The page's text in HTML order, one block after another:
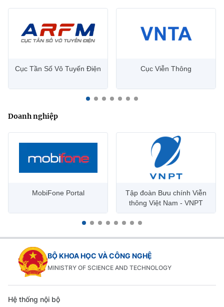
Cục Tần Số Vô Tuyến Điện Cục Viễn Thông
Doanh nghiệp
MobiFone Portal
Tập đoàn Bưu chính Viễn
thông Việt Nam - VNPT
BỘ KHOA HỌC VÀ CÔNG NGHỆ
MINISTRY OF SCIENCE AND TECHNOLOGY
Hệ thống nội bộ